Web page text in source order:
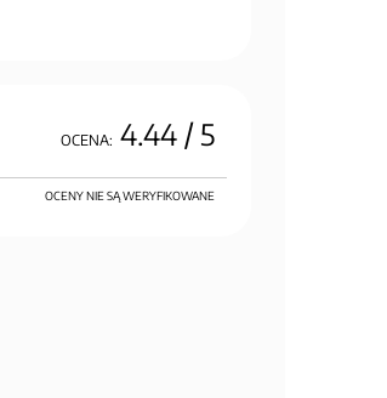
OCENA: 4.44/ 5
OCENY NIE SĄ WERYFIKOWANE